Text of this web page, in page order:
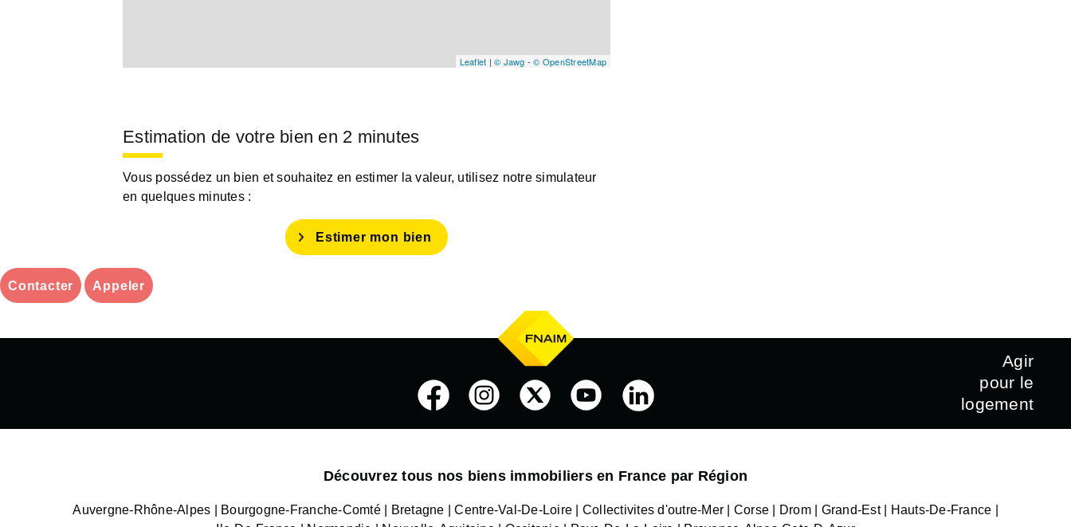
Leaflet | © Jawg -© OpenStreetMap
Estimation de votre bien en 2 minutes
Vous possédez un bien et souhaitez en estimer la valeur, utilisez notre simulateur
en quelques minutes :
Estimer mon bien
Contacter Appeler
Agir
pour le
logement
Découvrez tous nos biens immobiliers en France par Région
Auvergne-Rhône-Alpes Bourgogne-Franche-Comté Bretagne Centre-Val-De-Loire Collectivites d'outre-Mer Corse Drom Grand-Est
Hauts-De-France